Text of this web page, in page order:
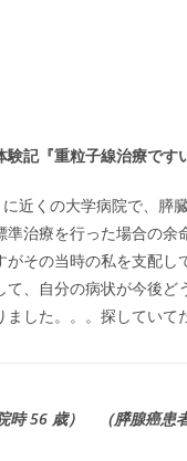
記『重粒子線治療です
近くの大学病院で、膵
準治療を行った場合の
がその当時の私を支配し
て、自分の病状が今後
ました。。。探していて
時 56 歳） （膵腺癌患